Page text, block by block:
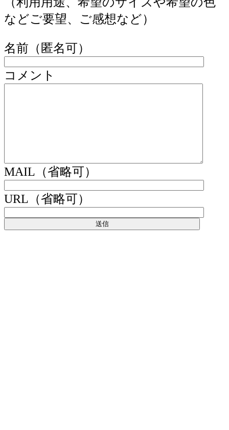
などご要望、ご感想など）
名前（匿名可）
コメント
MAIL（省略可）
URL（省略可）